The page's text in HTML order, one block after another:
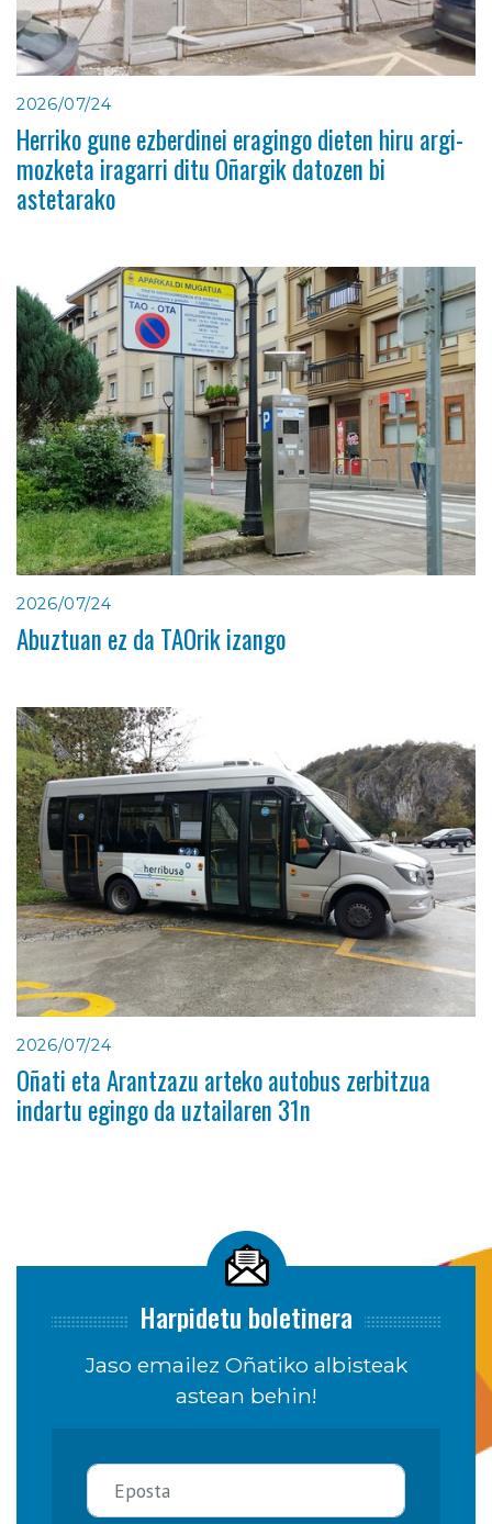
2026/07/24
Herriko gune ezberdinei eragingo dieten hiru argi-
mozketa iragarri ditu Oñargik datozen bi
astetarako
2026/07/24
Abuztuan ez da TAOrik izango
2026/07/24
Oñati eta Arantzazu arteko autobus zerbitzua
indartu egingo da uztailaren 31n
Harpidetu boletinera
Jaso emailez Oñatiko albisteak
astean behin!